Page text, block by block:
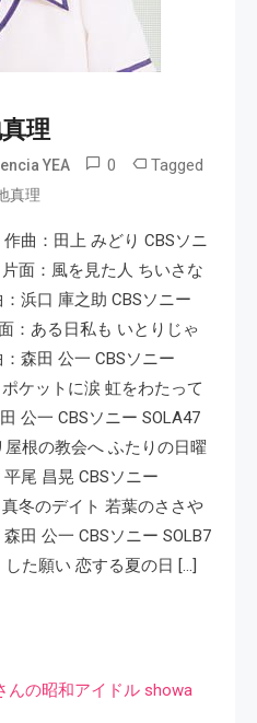
理
YEA 0 Tagged
真理
曲：田上 みどり CBSソニ
面：風を見た人 ちいさな
浜口 庫之助 CBSソニー
：ある日私も いとりじゃ
森田 公一 CBSソニー
ケットに涙 虹をわたって
公一 CBSソニー SOLA47
根の教会へ ふたりの日曜
尾 昌晃 CBSソニー
冬のデイト 若葉のささや
田 公一 CBSソニー SOLB7
た願い 恋する夏の日 […]
んの昭和アイドル showa